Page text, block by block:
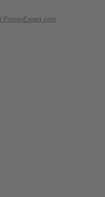
ProvenExpert.com